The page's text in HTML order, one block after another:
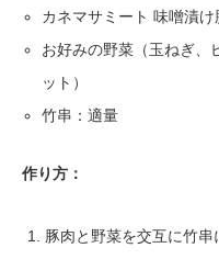
カネマサミート 味噌漬
お好みの野菜（玉ねぎ、
ット）
竹串：適量
作り方：
豚肉と野菜を交互に竹串